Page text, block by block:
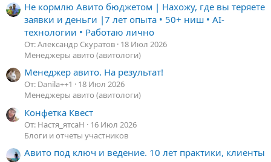
Не кормлю Авито бюджетом | Нахожу, где вы теряете
заявки и деньги |7 лет опыта • 50+ ниш • AI-
технологии • Работаю лично
От: Александр Скуратов 18 Июл 2026
Менеджеры авито (авитологи)
Менеджер авито. На результат!
От: Danila++1
18 Июл 2026
Менеджеры авито (авитологи)
Конфетка Квест
От: Настя_ятсаН
16 Июл 2026
Блоги и отчеты участников
Авито под ключ и ведение. 10 лет практики, клиенты